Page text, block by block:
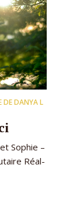
DE DANYA L
Sophie –
Réal-